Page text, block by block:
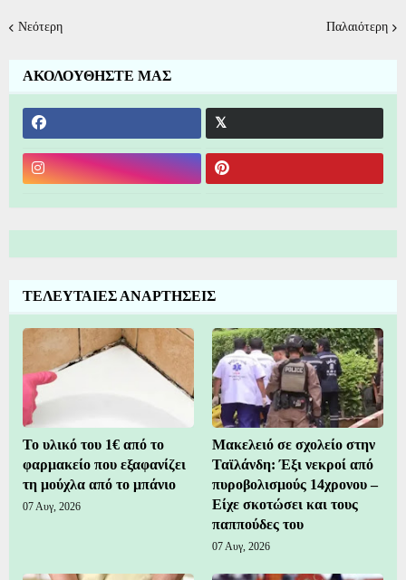
Νεότερη Παλαιότερη
ΑΚΟΛΟΥΘΗΣΤΕ ΜΑΣ
ΤΕΛΕΥΤΑΙΕΣ ΑΝΑΡΤΗΣΕΙΣ
Το υλικό του 1€ από το
φαρμακείο που εξαφανίζει
τη μούχλα από το μπάνιο
07 Αυγ, 2026
Μακελειό σε σχολείο στην
Ταϊλάνδη: Έξι νεκροί από
πυροβολισμούς 14χρονου –
Είχε σκοτώσει και τους
παππούδες του
07 Αυγ, 2026